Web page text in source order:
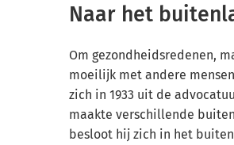
Naar het
Om gezondheidsredenen,
moeilijk met andere
zich in 1933 uit de
maakte verschillende
besloot hij zich in het